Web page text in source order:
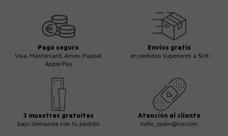
Pago seguro
Visa, Mastercard, Amex, Paypal,
Apple Pay
Envíos gratis
en pedidos superiores a 50€
3 muestras gratuitas
bajo demanda con tu pedido
Atención al cliente
hello_spain@svr.com